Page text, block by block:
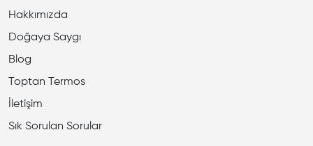
Hakkımızda
Doğaya Saygı
Blog
Toptan Termos
İletişim
Sık Sorulan Sorular